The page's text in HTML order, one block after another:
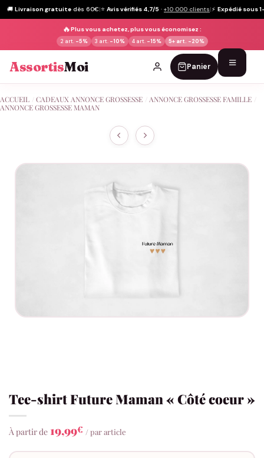
🚚 Livraison gratuite dès 60€|⭐ Avis vérifiés 4,7/5 · +10 000 clients|⚡ Expédié sous
🔥Plus vous achetez, plus vous économisez :
2 art. -5% 3 art. -10% 4 art. -15% 5+ art. -20%
AssortisMoi Panier
au
ACCUEIL CADEAUX ANNONCE GROSSESSE ANNONCE GROSSESSE FAMILLE
ANNONCE GROSSESSE MAMAN
Tee-shirt Future Maman « Côté coeur »
À partir de 19,99€ / par article